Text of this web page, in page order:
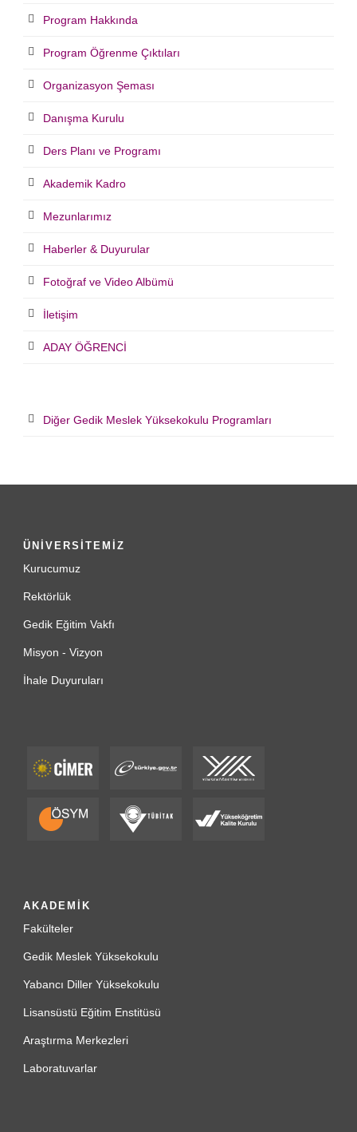
Program Hakkında
Program Öğrenme Çıktıları
Organizasyon Şeması
Danışma Kurulu
Ders Planı ve Programı
Akademik Kadro
Mezunlarımız
Haberler & Duyurular
Fotoğraf ve Video Albümü
İletişim
ADAY ÖĞRENCİ
Diğer Gedik Meslek Yüksekokulu Programları
ÜNİVERSİTEMİZ
Kurucumuz
Rektörlük
Gedik Eğitim Vakfı
Misyon - Vizyon
İhale Duyuruları
AKADEMİK
Fakülteler
Gedik Meslek Yüksekokulu
Yabancı Diller Yüksekokulu
Lisansüstü Eğitim Enstitüsü
Araştırma Merkezleri
Laboratuvarlar